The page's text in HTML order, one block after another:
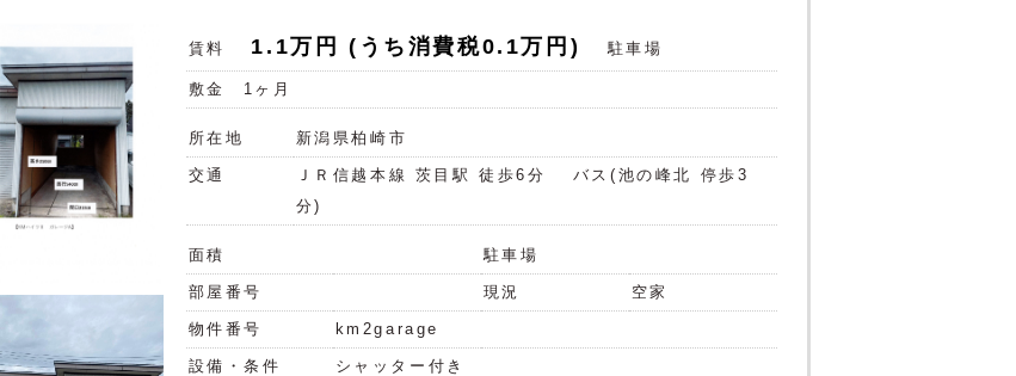
賃料 1.1万円 (うち消費税0.1万円) 駐車場
敷金 1ヶ月
所在地 新潟県柏崎市
交通 ＪＲ信越本線 茨目駅 徒歩6分
バス(池の峰北 停歩3
分)
面積 駐車場
部屋番号 現況 空家
物件番号 km2garage
設備・条件 シャッター付き